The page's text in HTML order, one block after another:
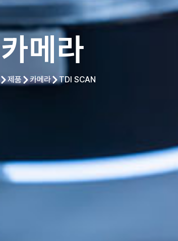
카메라
제품 카메라 TDI SCAN